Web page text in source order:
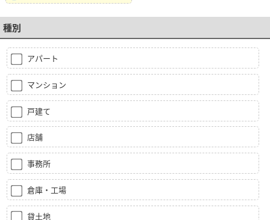
種別
アパート
マンション
戸建て
店舗
事務所
倉庫・工場
貸土地